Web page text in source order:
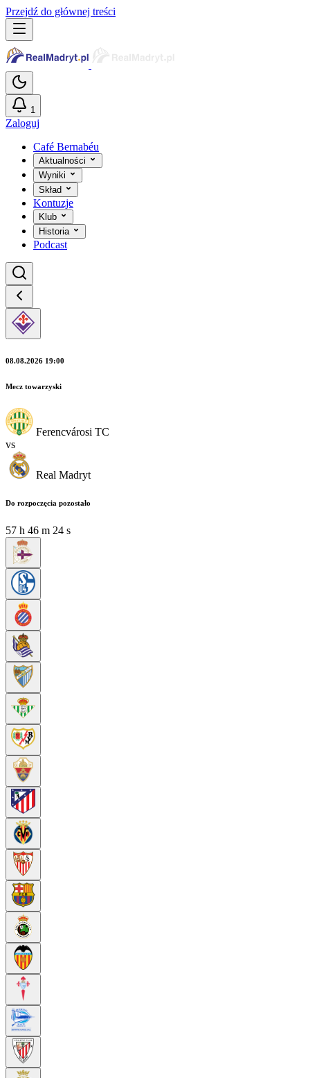
Przejdź do głównej treści
1
Zaloguj
Café Bernabéu
Aktualności
Wyniki
Skład
Kontuzje
Klub
Historia
Podcast
08.08.2026 19:00
Mecz towarzyski
Ferencvárosi TC
vs
Real Madryt
Do rozpoczęcia pozostało
57 h 46 m 22 s